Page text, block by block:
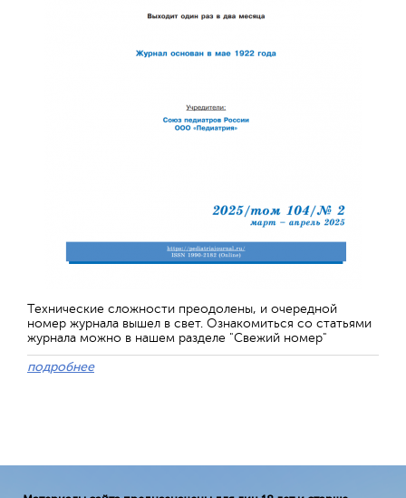
Технические сложности преодолены, и очередной
номер журнала вышел в свет. Ознакомиться со статьями
журнала можно в нашем разделе "Свежий номер"
подробнее